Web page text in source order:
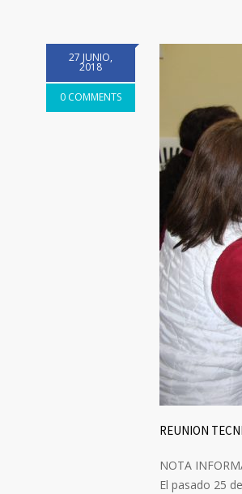
27 JUNIO,
2018
0 COMMENTS
REUNION
NOTA
El pasado 25